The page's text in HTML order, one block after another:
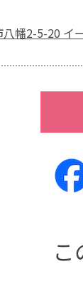
幡2-5-20 イ